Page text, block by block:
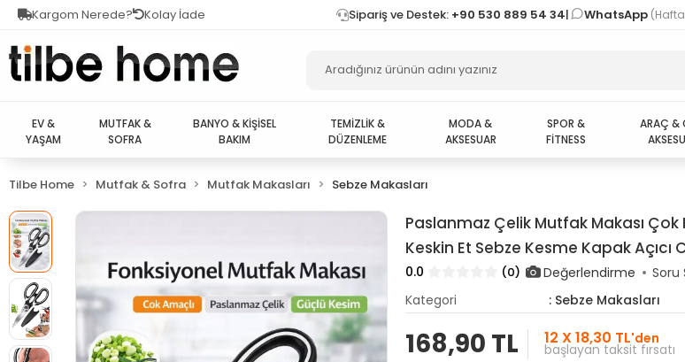
Kargom Nerede? Kolay İade Sipariş ve Destek: +90 530 889 54 34| WhatsApp
EV &
YAŞAM
MUTFAK &
SOFRA
BANYO & KİŞİSEL
BAKIM
TEMİZLİK &
DÜZENLEME
MODA &
AKSESUAR
SPOR &
FİTNESS
ARAÇ &
Tilbe Home Mutfak & Sofra Mutfak Makasları Sebze Makasları
Paslanmaz Çelik Mutfak Makası
Keskin Et Sebze Kesme Kapak Açıcı
0.0 (0) Değerlendirme
Soru
Kategori
: Sebze Makasları
168,90 TL 12 X 18,30 TL'den
başlayan taksit fırsatı